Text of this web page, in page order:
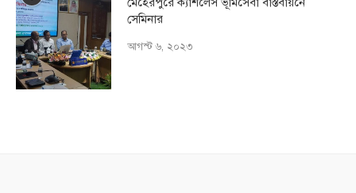
সেমিনার
আগস্ট ৬, ২০২৩